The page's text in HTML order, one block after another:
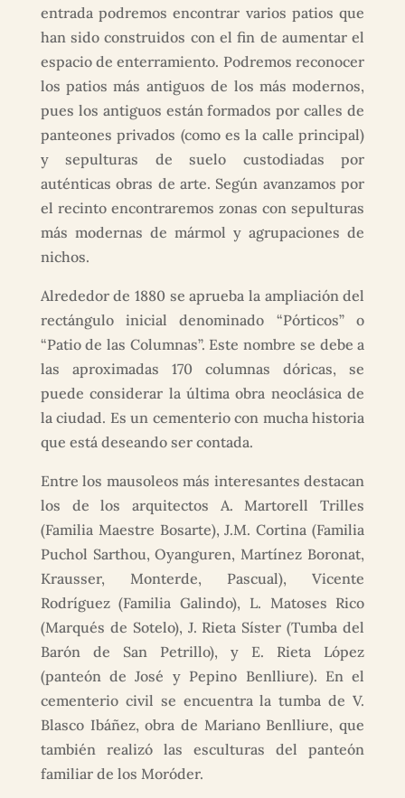
entrada podremos encontrar varios patios que
han sido construidos con el fin de aumentar el
espacio de enterramiento. Podremos reconocer
los patios más antiguos de los más modernos,
pues los antiguos están formados por calles de
panteones privados (como es la calle principal)
y sepulturas de suelo custodiadas por
auténticas obras de arte. Según avanzamos por
el recinto encontraremos zonas con sepulturas
más modernas de mármol y agrupaciones de
nichos.
Alrededor de 1880 se aprueba la ampliación del
rectángulo inicial denominado “Pórticos” o
“Patio de las Columnas”. Este nombre se debe a
las aproximadas 170 columnas dóricas, se
puede considerar la última obra neoclásica de
la ciudad. Es un cementerio con mucha historia
que está deseando ser contada.
Entre los mausoleos más interesantes destacan
los de los arquitectos A. Martorell Trilles
(Familia Maestre Bosarte), J.M. Cortina (Familia
Puchol Sarthou, Oyanguren, Martínez Boronat,
Krausser, Monterde, Pascual), Vicente
Rodríguez (Familia Galindo), L. Matoses Rico
(Marqués de Sotelo), J. Rieta Síster (Tumba del
Barón de San Petrillo), y E. Rieta López
(panteón de José y Pepino Benlliure). En el
cementerio civil se encuentra la tumba de V.
Blasco Ibáñez, obra de Mariano Benlliure, que
también realizó las esculturas del panteón
familiar de los Moróder.